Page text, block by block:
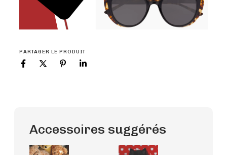
PARTAGER LE PRODUIT
Accessoires suggérés